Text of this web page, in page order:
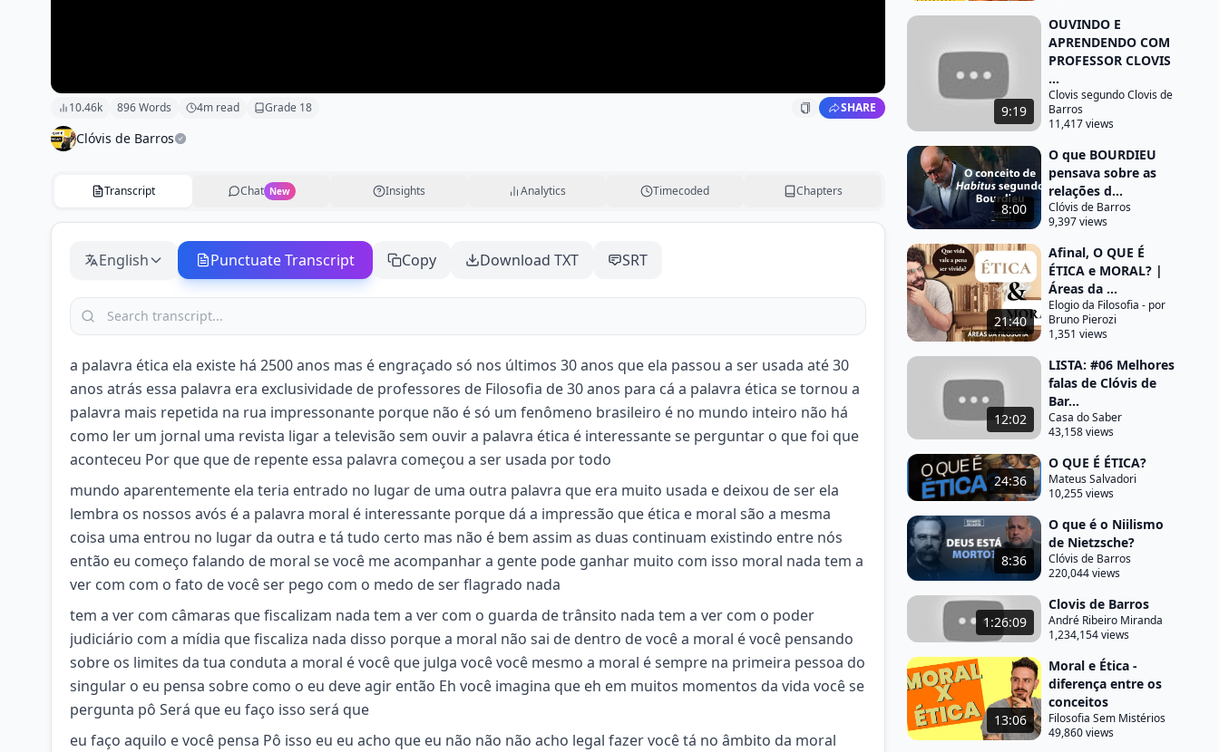
10.46k 896Words 4m read Grade 18 SHARE
Clóvis de Barros
Transcript Chat New Insights Analytics Timecoded Chapters
English Punctuate Transcript Copy Download TXT SRT
a palavra ética ela existe há 2500 anos mas é engraçado só nos últimos 30 anos que ela passou a ser usada até 30
anos atrás essa palavra era exclusividade de professores de Filosofia de 30 anos para cá a palavra ética se tornou a
palavra mais repetida na rua impressonante porque não é só um fenômeno brasileiro é no mundo inteiro não há
como ler um jornal uma revista ligar a televisão sem ouvir a palavra ética é interessante se perguntar o que foi que
aconteceu Por que que de repente essa palavra começou a ser usada por todo
mundo aparentemente ela teria entrado no lugar de uma outra palavra que era muito usada e deixou de ser ela
lembra os nossos avós é a palavra moral é interessante porque dá a impressão que ética e moral são a mesma
coisa uma entrou no lugar da outra e tá tudo certo mas não é bem assim as duas continuam existindo entre nós
então eu começo falando de moral se você me acompanhar a gente pode ganhar muito com isso moral nada tem a
ver com com o fato de você ser pego com o medo de ser flagrado nada
tem a ver com câmaras que fiscalizam nada tem a ver com o guarda de trânsito nada tem a ver com o poder
judiciário com a mídia que fiscaliza nada disso porque a moral não sai de dentro de você a moral é você pensando
sobre os limites da tua conduta a moral é você que julga você você mesmo a moral é sempre na primeira pessoa do
singular o eu pensa sobre como o eu deve agir então Eh você imagina que eh em muitos momentos da vida você se
pergunta pô Será que eu faço isso será que
eu faço aquilo e você pensa Pô isso eu eu acho que eu não não não acho legal fazer você tá no âmbito da moral
9:19
OUVINDO E
APRENDENDO COM
PROFESSOR CLOVIS
...
Clovis segundo Clovis de
Barros
11,417 views
8:00
O que BOURDIEU
pensava sobre as
relações d...
Clóvis de Barros
9,397 views
21:40
Afinal, O QUE É
ÉTICA e MORAL? |
Áreas da ...
Elogio da Filosofia - por
Bruno Pierozi
1,351 views
12:02
LISTA: #06 Melhores
falas de Clóvis de
Bar...
Casa do Saber
43,158 views
24:36
O QUE É ÉTICA?
Mateus Salvadori
10,255 views
8:36
O que é o Niilismo
de Nietzsche?
Clóvis de Barros
220,044 views
1:26:09
Clovis de Barros
André Ribeiro Miranda
1,234,154 views
13:06
Moral e Ética -
diferença entre os
conceitos
Filosofia Sem Mistérios
49,860 views